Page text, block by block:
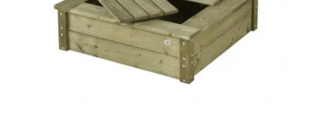
Over ons